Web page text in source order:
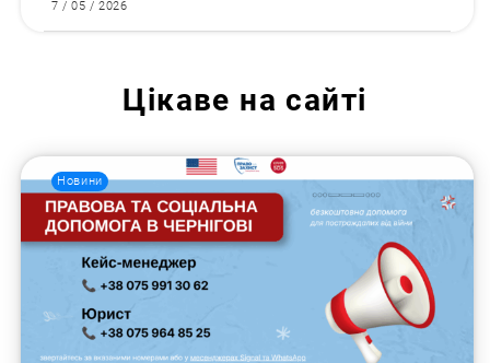
7 / 05 / 2026
Цікаве на сайті
Новини